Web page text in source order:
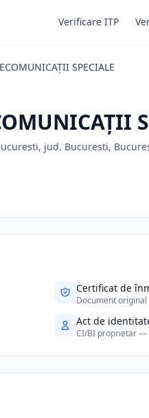
Verificare ITP
SPECIALE
jud. Bucuresti,
Certificat de
Document original
Act de
CI/BI proprietar —